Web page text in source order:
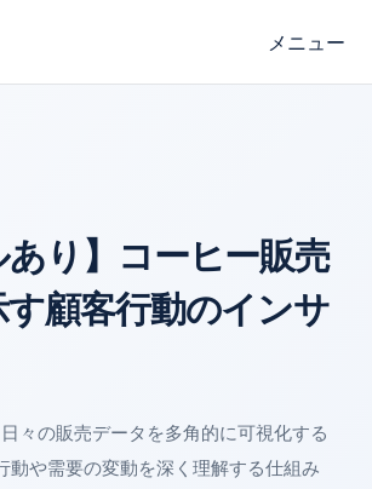
メニュー
あり】コーヒー販売
顧客行動のインサ
々の販売データを多角的に可視化する
動や需要の変動を深く理解する仕組み